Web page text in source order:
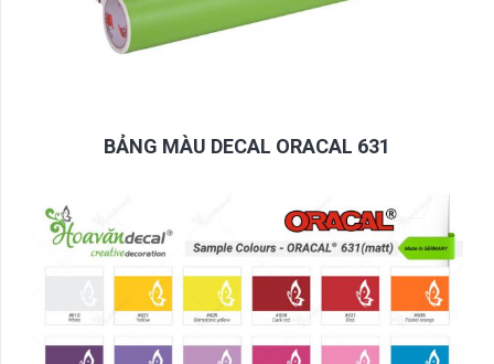
BẢNG MÀU DECAL ORACAL 631